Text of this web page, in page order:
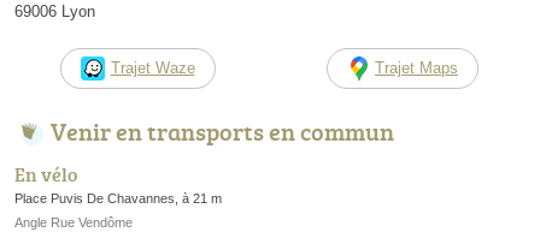
69006 Lyon
Trajet Waze Trajet Maps
Venir en transports en commun
En vélo
Place Puvis De Chavannes, à 21 m
Angle Rue Vendôme